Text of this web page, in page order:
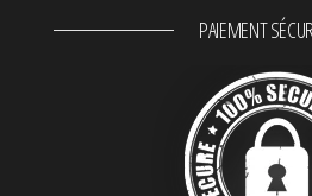
PAIEMENT